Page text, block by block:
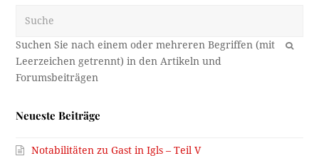
OK
Neueste Beiträge
Notabilitäten zu Gast in Igls – Teil V